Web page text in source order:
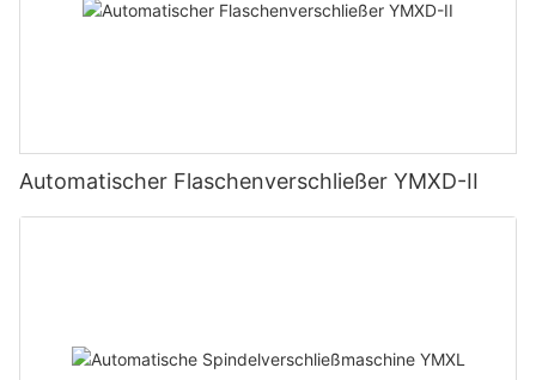
Automatischer Flaschenverschließer YMXD-II